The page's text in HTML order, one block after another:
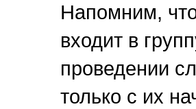
Напомним,
входит в
проведении
только с их